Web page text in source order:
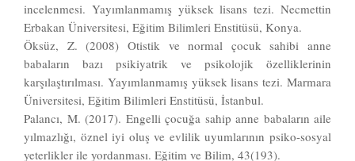
incelenmesi. Yayımlanmamış yüksek lisans tezi. Necmettin
Erbakan Üniversitesi, Eğitim Bilimleri Enstitüsü, Konya.
Öksüz, Z. (2008) Otistik ve normal çocuk sahibi anne
babaların bazı psikiyatrik ve psikolojik özelliklerinin
karşılaştırılması. Yayımlanmamış yüksek lisans tezi. Marmara
Üniversitesi, Eğitim Bilimleri Enstitüsü, İstanbul.
Palancı, M. (2017). Engelli çocuğa sahip anne babaların aile
yılmazlığı, öznel iyi oluş ve evlilik uyumlarının psiko-sosyal
yeterlikler ile yordanması. Eğitim ve Bilim, 43(193).